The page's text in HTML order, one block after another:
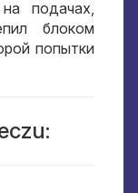
подачах,
блоком
попытки